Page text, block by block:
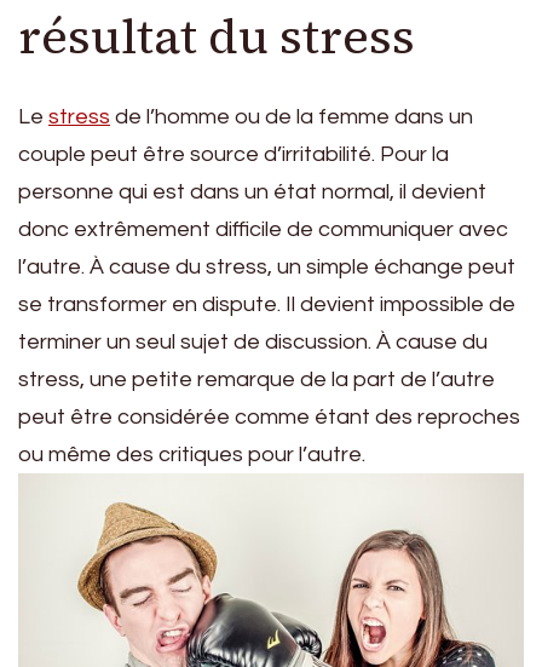
résultat du stress
Le stress de l’homme ou de la femme dans un
couple peut être source d’irritabilité. Pour la
personne qui est dans un état normal, il devient
donc extrêmement difficile de communiquer avec
l’autre. À cause du stress, un simple échange peut
se transformer en dispute. Il devient impossible de
terminer un seul sujet de discussion. À cause du
stress, une petite remarque de la part de l’autre
peut être considérée comme étant des reproches
ou même des critiques pour l’autre.